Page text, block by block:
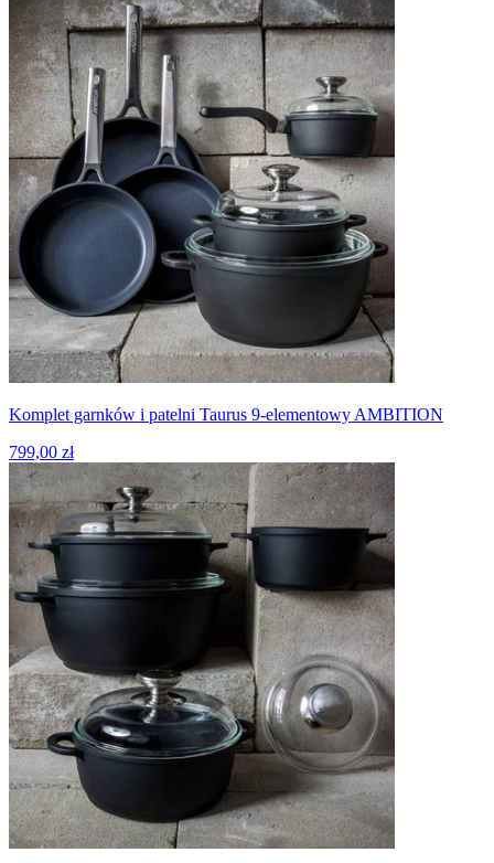
Komplet garnków i patelni Taurus 9-elementowy AMBITION
799,00 zł